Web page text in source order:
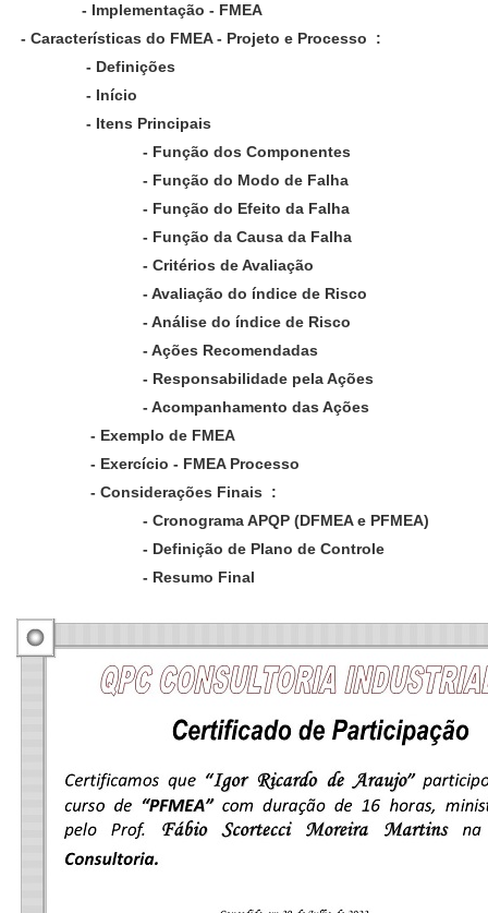
- Implementação - FMEA
- Características do FMEA - Projeto e Processo :
- Definições
- Início
- Itens Principais
- Função dos Componentes
- Função do Modo de Falha
- Função do Efeito da Falha
- Função da Causa da Falha
- Critérios de Avaliação
- Avaliação do índice de Risco
- Análise do índice de Risco
- Ações Recomendadas
- Responsabilidade pela Ações
- Acompanhamento das Ações
- Exemplo de FMEA
- Exercício - FMEA Processo
- Considerações Finais :
- Cronograma APQP (DFMEA e PFMEA)
- Definição de Plano de Controle
- Resumo Final